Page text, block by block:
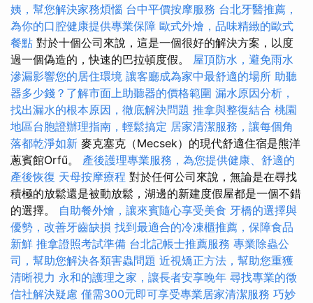
姨，幫您解決家務煩惱 台中平價按摩服務 台北牙醫推薦，
為你的口腔健康提供專業保障 歐式外燴，品味精緻的歐式
餐點 對於十個公司來說，這是一個很好的解決方案，以度
過一個偽造的，快速的巴拉頓度假。 屋頂防水，避免雨水
滲漏影響您的居住環境 讓客廳成為家中最舒適的場所 助聽
器多少錢？了解市面上助聽器的價格範圍 漏水原因分析，
找出漏水的根本原因，徹底解決問題 推拿與整復結合 桃園
地區台胞證辦理指南，輕鬆搞定 居家清潔服務，讓每個角
落都乾淨如新 麥克塞克（Mecsek）的現代舒適住宿是熊洋
蔥賓館Orfű。 產後護理專業服務，為您提供健康、舒適的
產後恢復 天母按摩療程 對於任何公司來說，無論是在尋找
積極的放鬆還是被動放鬆，湖邊的新建度假屋都是一個不錯
的選擇。 自助餐外燴，讓來賓隨心享受美食 牙橋的選擇與
優勢，改善牙齒缺損 找到最適合的冷凍櫃推薦，保障食品
新鮮 推拿證照考試準備 台北記帳士推薦服務 專業除蟲公
司，幫助您解決各類害蟲問題 近視矯正方法，幫助您重獲
清晰視力 永和的護理之家，讓長者安享晚年 尋找專業的徵
信社解決疑慮 僅需300元即可享受專業居家清潔服務 巧妙